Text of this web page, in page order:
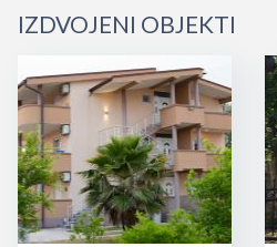
IZDVOJENI OBJEKTI